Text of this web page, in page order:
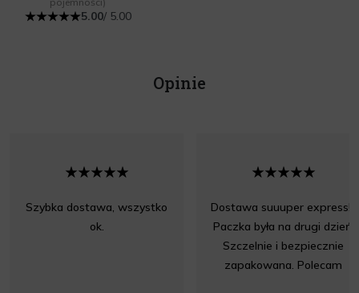
5.00/ 5.00
Opinie
Szybka dostawa, wszystko
ok.
Dostawa suuuper express!!!
Paczka była na drugi dzień.
Szczelnie i bezpiecznie
zapakowana. Polecam